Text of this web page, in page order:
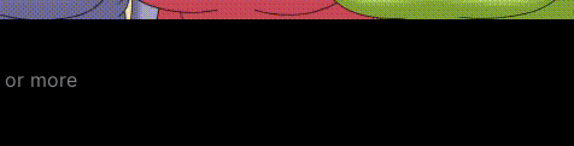
or more